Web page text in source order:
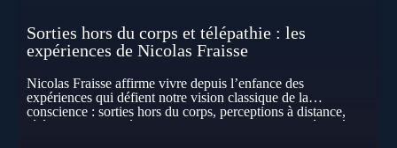
Sorties hors du corps et télépathie : les
expériences de Nicolas Fraisse
Nicolas Fraisse affirme vivre depuis l’enfance des
expériences qui défient notre vision classique de la
conscience : sorties hors du corps, perceptions à distance,
télépathie spontanée… Comment accueillir ces phénomènes